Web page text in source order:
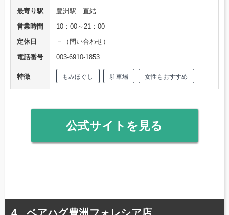
最寄り駅
豊洲駅 直結
営業時間
10：00～21：00
定休日
－（問い合わせ）
電話番号
003-6910-1853
特徴 もみほぐし 駐車場 女性もおすすめ
公式サイトを見る